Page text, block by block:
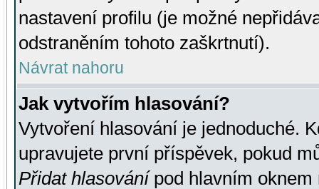
nastavení profilu (je možné
odstraněním tohoto zaškrtnutí).
Návrat nahoru
Jak vytvořím hlasování?
Vytvoření hlasování je jednoduché.
upravujete první příspěvek, pokud
Přidat hlasovánípod hlavním oknem